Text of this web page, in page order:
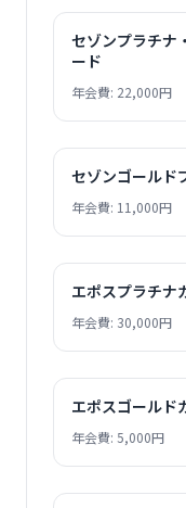
セゾンプラチナ
ード
年会費: 22,000円
セゾンゴールド
年会費: 11,000円
エポスプラチナ
年会費: 30,000円
エポスゴールド
年会費: 5,000円